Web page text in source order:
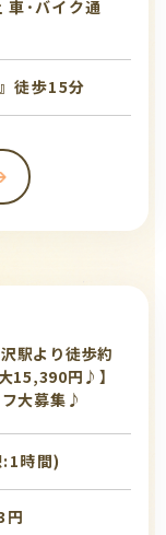
車･バイク通
徒歩15分
駅より徒歩約
15,390円♪】
大募集♪
時間)
円